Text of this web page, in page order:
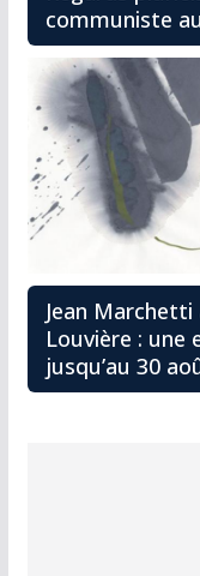
communiste
Jean
Louvière : une
jusqu’au 30